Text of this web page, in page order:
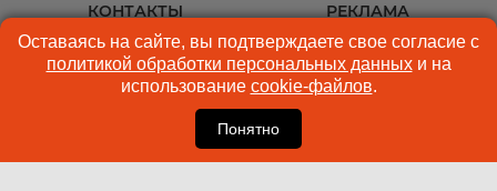
КОНТАКТЫ
РЕКЛАМА
КУКИ-ФАЙЛЫ
ПОЛЬЗОВАТЕЛЬСКОЕ
СОГЛАШЕНИЕ
Оставаясь на сайте, вы подтверждаете свое согласие с
политикой обработки персональных данныхи на
использование cookie-файлов.
Понятно